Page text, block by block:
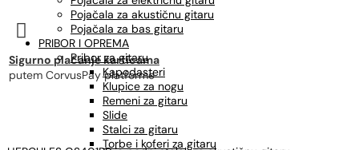
Pojačala za akustičnu gitaru
Pojačala za bas gitaru
PRIBOR I OPREMA
Pribor za gitaru
Kapodasteri
Klupice za nogu
Remeni za gitaru
Slide
Stalci za gitaru
Torbe i koferi za gitaru

Sigurno plaćanje karticama
putem CorvusPay platforme